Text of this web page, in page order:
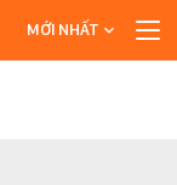
MỚI NHẤT